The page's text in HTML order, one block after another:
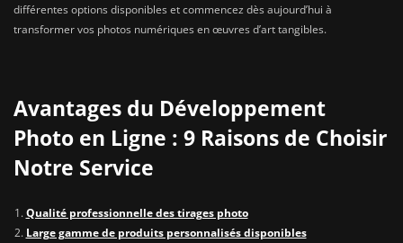
différentes options disponibles et commencez dès aujourd’hui à
transformer vos photos numériques en œuvres d’art tangibles.
Avantages du Développement
Photo en Ligne : 9 Raisons de Choisir
Notre Service
Qualité professionnelle des tirages photo
Large gamme de produits personnalisés disponibles